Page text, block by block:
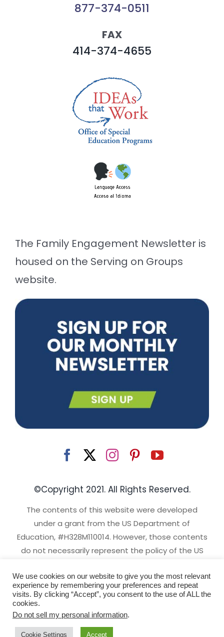
877-374-0511
FAX
414-374-4655
The Family Engagement Newsletter is
housed on the Serving on Groups
website.
©Copyright 2021. All Rights Reserved.
The contents of this website were developed
under a grant from the US Department of
Education, #H328M110014. However, those contents
do not necessarily represent the policy of the US
assume endorsement by the Federal Government.
Project Officer, David Emenheiser.
Milwaukee Web Design|Sitemap
Terms & Conditions
We use cookies on our website to give you the most relevant
experience by remembering your preferences and repeat
visits. By clicking “Accept”, you consent to the use of ALL the
cookies.
Do not sell my personal information.
Cookie Settings Accept